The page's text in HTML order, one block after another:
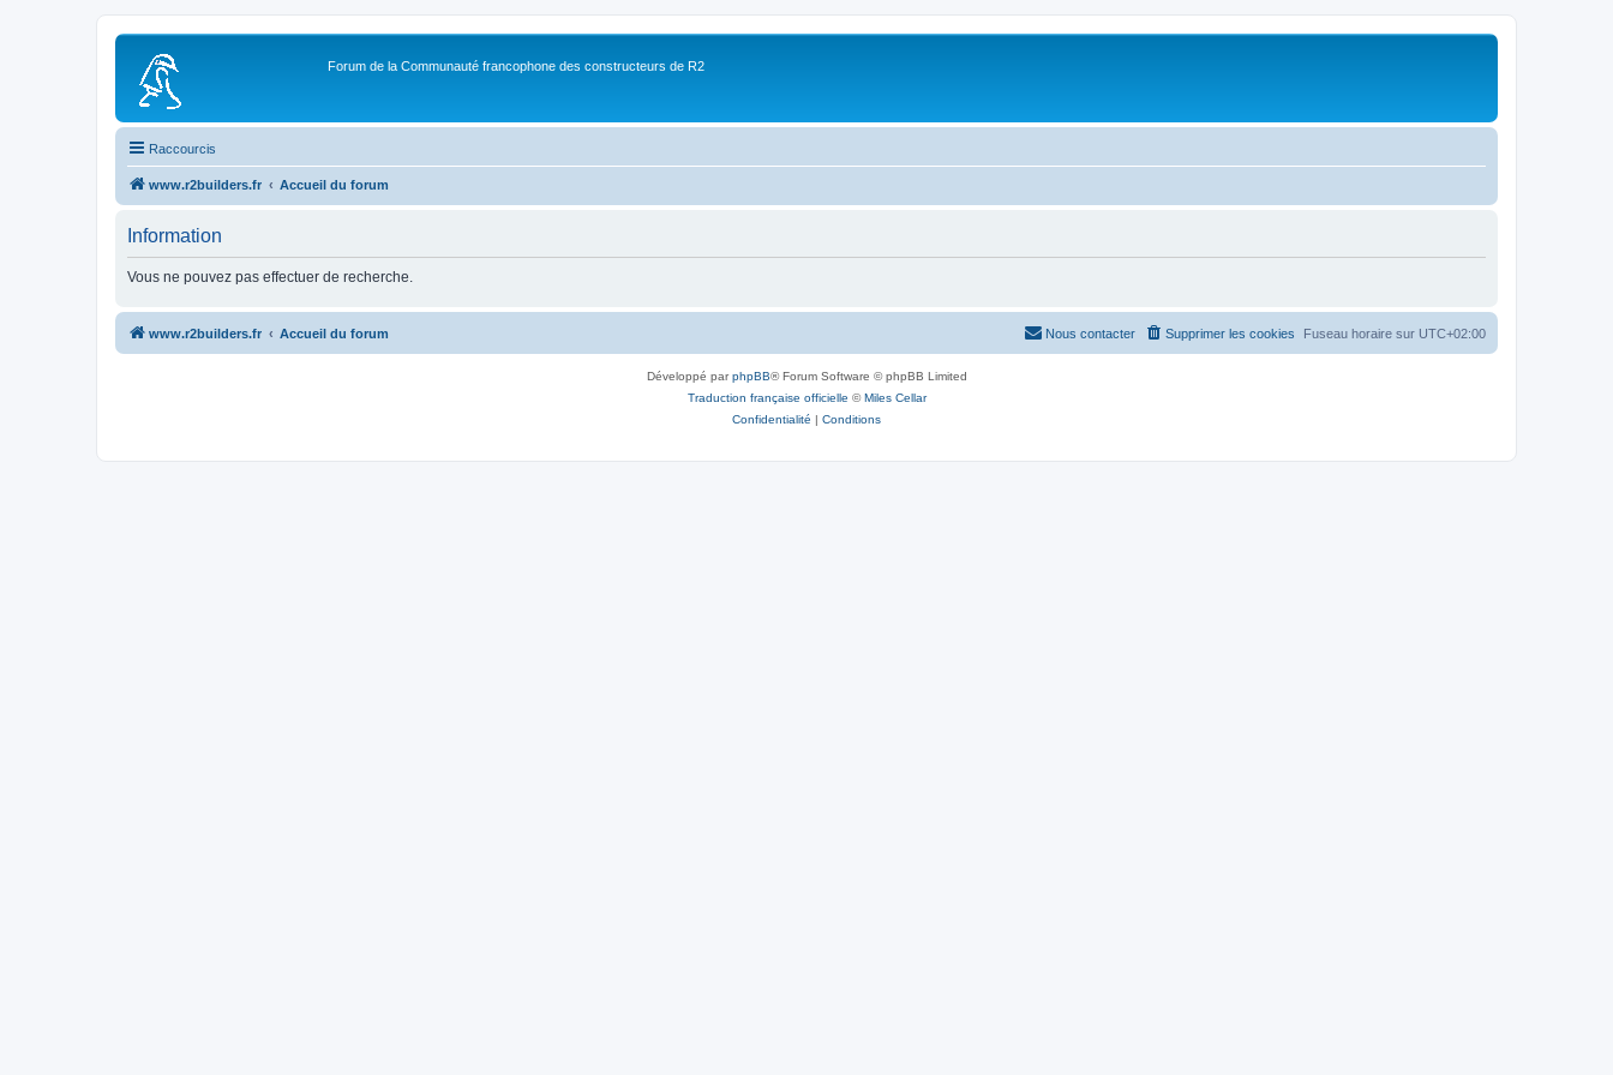
Forum de la Communauté francophone des constructeurs de R2
Raccourcis
www.r2builders.fr Accueil du forum
Information
Vous ne pouvez pas effectuer de recherche.
www.r2builders.fr Accueil du forum Fuseau horaire sur UTC+02:00
Supprimer les cookies
Nous contacter
Développé parphpBB® Forum Software © phpBB Limited
Traduction française officielle ©Miles Cellar
Confidentialité | Conditions